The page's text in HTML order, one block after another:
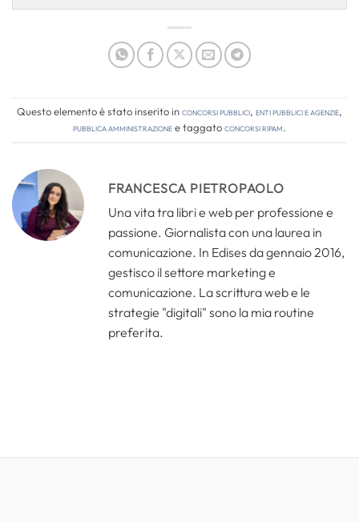
Questo elemento è stato inserito inConcorsi pubblici, Enti pubblici e agenzie,
Pubblica amministrazionee taggatoConcorsi RIPAM.
FRANCESCA PIETROPAOLO
Una vita tra libri e web per professione e
passione. Giornalista con una laurea in
comunicazione. In Edises da gennaio 2016,
gestisco il settore marketing e
comunicazione. La scrittura web e le
strategie "digitali" sono la mia routine
preferita.